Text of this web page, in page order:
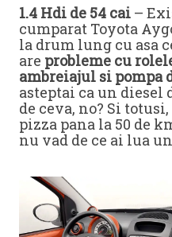
1.4 Hdi de 54 cai –
cumparat Toyota
la drum lung cu asa
are probleme cu
ambreiajul si pompa
asteptai ca un diesel
de ceva, no? Si
pizza pana la 50 de
nu vad de ce ai lua